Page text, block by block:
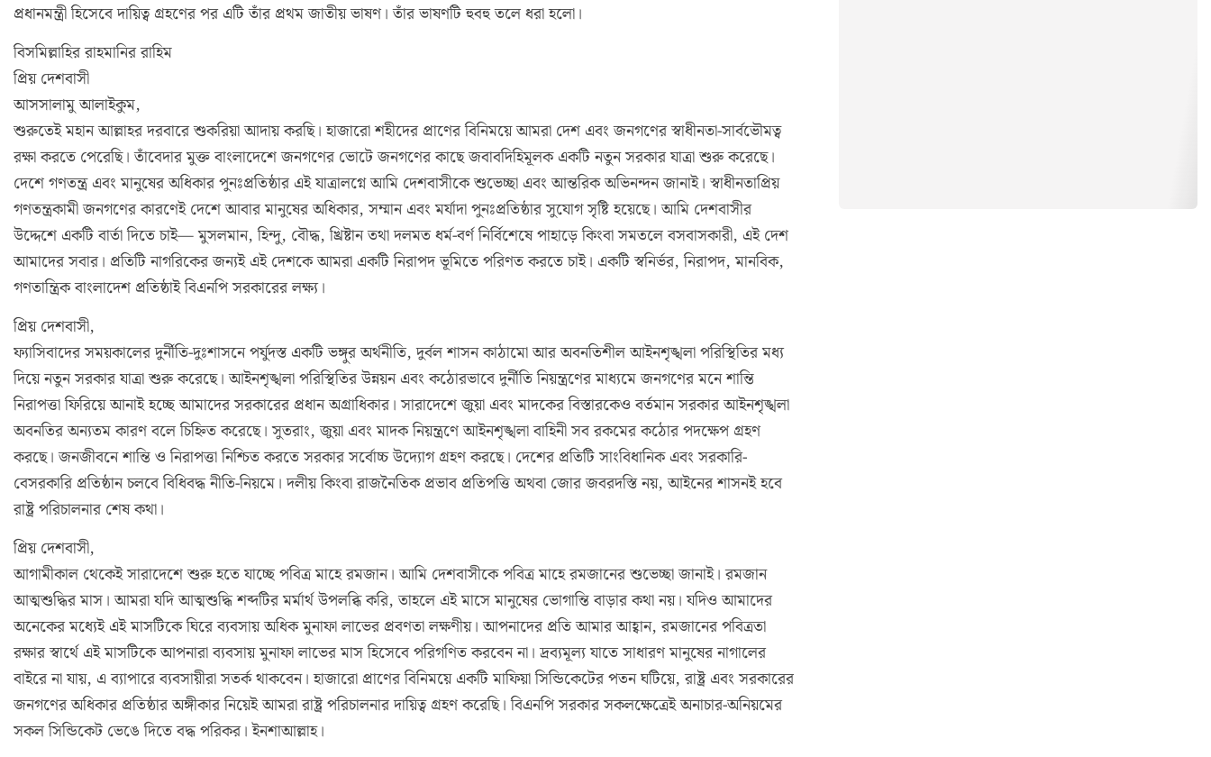
প্রধানমন্ত্রী হিসেবে দায়িত্ব গ্রহণের পর এটি তাঁর প্রথম জাতীয় ভাষণ। তাঁর ভাষণটি হুবহু তলে ধরা হলো।
বিসমিল্লাহির রাহমানির রাহিম
প্রিয় দেশবাসী
আসসালামু আলাইকুম,
শুরুতেই মহান আল্লাহর দরবারে শুকরিয়া আদায় করছি। হাজারো শহীদের প্রাণের বিনিময়ে আমরা দেশ এবং জনগণের স্বাধীনতা-সার্বভৌমত্ব
রক্ষা করতে পেরেছি। তাঁবেদার মুক্ত বাংলাদেশে জনগণের ভোটে জনগণের কাছে জবাবদিহিমূলক একটি নতুন সরকার যাত্রা শুরু করেছে।
দেশে গণতন্ত্র এবং মানুষের অধিকার পুনঃপ্রতিষ্ঠার এই যাত্রালগ্নে আমি দেশবাসীকে শুভেচ্ছা এবং আন্তরিক অভিনন্দন জানাই। স্বাধীনতাপ্রিয়
গণতন্ত্রকামী জনগণের কারণেই দেশে আবার মানুষের অধিকার, সম্মান এবং মর্যাদা পুনঃপ্রতিষ্ঠার সুযোগ সৃষ্টি হয়েছে। আমি দেশবাসীর
উদ্দেশে একটি বার্তা দিতে চাই— মুসলমান, হিন্দু, বৌদ্ধ, খ্রিষ্টান তথা দলমত ধর্ম-বর্ণ নির্বিশেষে পাহাড়ে কিংবা সমতলে বসবাসকারী, এই দেশ
আমাদের সবার। প্রতিটি নাগরিকের জন্যই এই দেশকে আমরা একটি নিরাপদ ভূমিতে পরিণত করতে চাই। একটি স্বনির্ভর, নিরাপদ, মানবিক,
গণতান্ত্রিক বাংলাদেশ প্রতিষ্ঠাই বিএনপি সরকারের লক্ষ্য।
প্রিয় দেশবাসী,
ফ্যাসিবাদের সময়কালের দুর্নীতি-দুঃশাসনে পর্যুদস্ত একটি ভঙ্গুর অর্থনীতি, দুর্বল শাসন কাঠামো আর অবনতিশীল আইনশৃঙ্খলা পরিস্থিতির মধ্য
দিয়ে নতুন সরকার যাত্রা শুরু করেছে। আইনশৃঙ্খলা পরিস্থিতির উন্নয়ন এবং কঠোরভাবে দুর্নীতি নিয়ন্ত্রণের মাধ্যমে জনগণের মনে শান্তি
নিরাপত্তা ফিরিয়ে আনাই হচ্ছে আমাদের সরকারের প্রধান অগ্রাধিকার। সারাদেশে জুয়া এবং মাদকের বিস্তারকেও বর্তমান সরকার আইনশৃঙ্খলা
অবনতির অন্যতম কারণ বলে চিহ্নিত করেছে। সুতরাং, জুয়া এবং মাদক নিয়ন্ত্রণে আইনশৃঙ্খলা বাহিনী সব রকমের কঠোর পদক্ষেপ গ্রহণ
করছে। জনজীবনে শান্তি ও নিরাপত্তা নিশ্চিত করতে সরকার সর্বোচ্চ উদ্যোগ গ্রহণ করছে। দেশের প্রতিটি সাংবিধানিক এবং সরকারি-
বেসরকারি প্রতিষ্ঠান চলবে বিধিবদ্ধ নীতি-নিয়মে। দলীয় কিংবা রাজনৈতিক প্রভাব প্রতিপত্তি অথবা জোর জবরদস্তি নয়, আইনের শাসনই হবে
রাষ্ট্র পরিচালনার শেষ কথা।
প্রিয় দেশবাসী,
আগামীকাল থেকেই সারাদেশে শুরু হতে যাচ্ছে পবিত্র মাহে রমজান। আমি দেশবাসীকে পবিত্র মাহে রমজানের শুভেচ্ছা জানাই। রমজান
আত্মশুদ্ধির মাস। আমরা যদি আত্মশুদ্ধি শব্দটির মর্মার্থ উপলব্ধি করি, তাহলে এই মাসে মানুষের ভোগান্তি বাড়ার কথা নয়। যদিও আমাদের
অনেকের মধ্যেই এই মাসটিকে ঘিরে ব্যবসায় অধিক মুনাফা লাভের প্রবণতা লক্ষণীয়। আপনাদের প্রতি আমার আহ্বান, রমজানের পবিত্রতা
রক্ষার স্বার্থে এই মাসটিকে আপনারা ব্যবসায় মুনাফা লাভের মাস হিসেবে পরিগণিত করবেন না। দ্রব্যমূল্য যাতে সাধারণ মানুষের নাগালের
বাইরে না যায়, এ ব্যাপারে ব্যবসায়ীরা সতর্ক থাকবেন। হাজারো প্রাণের বিনিময়ে একটি মাফিয়া সিন্ডিকেটের পতন ঘটিয়ে, রাষ্ট্র এবং সরকারের
জনগণের অধিকার প্রতিষ্ঠার অঙ্গীকার নিয়েই আমরা রাষ্ট্র পরিচালনার দায়িত্ব গ্রহণ করেছি। বিএনপি সরকার সকলক্ষেত্রেই অনাচার-অনিয়মের
সকল সিন্ডিকেট ভেঙে দিতে বদ্ধ পরিকর। ইনশাআল্লাহ।